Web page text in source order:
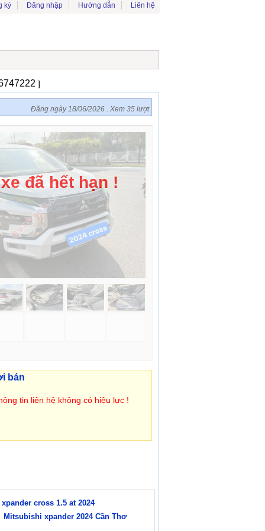
ký Đăng nhập Hướng dẫn Liên hệ
]
Đăng ngày 18/06/2026 . Xem 35 lượt
đã hết hạn !
bán
tin liên hệ không có hiệu lực !
cross 1.5 at 2024
Mitsubishi xpander 2024 Cần Thơ